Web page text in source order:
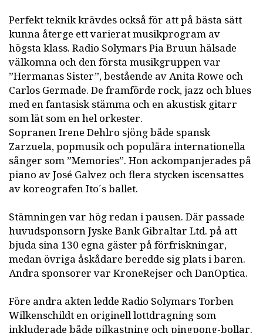
Perfekt teknik krävdes också för att på bästa sätt
kunna återge ett varierat musikprogram av
högsta klass. Radio Solymars Pia Bruun hälsade
välkomna och den första musikgruppen var
”Hermanas Sister”, bestående av Anita Rowe och
Carlos Germade. De framförde rock, jazz och blues
med en fantasisk stämma och en akustisk gitarr
som lät som en hel orkester.
Sopranen Irene Dehlro sjöng både spansk
Zarzuela, popmusik och populära internationella
sånger som ”Memories”. Hon ackompanjerades på
piano av José Galvez och flera stycken iscensattes
av koreografen Ito´s ballet.
Stämningen var hög redan i pausen. Där passade
huvudsponsorn Jyske Bank Gibraltar Ltd. på att
bjuda sina 130 egna gäster på förfriskningar,
medan övriga åskådare beredde sig plats i baren.
Andra sponsorer var KroneRejser och DanOptica.
Före andra akten ledde Radio Solymars Torben
Wilkenschildt en originell lottdragning som
inkluderade både pilkastning och pingpong-bollar.